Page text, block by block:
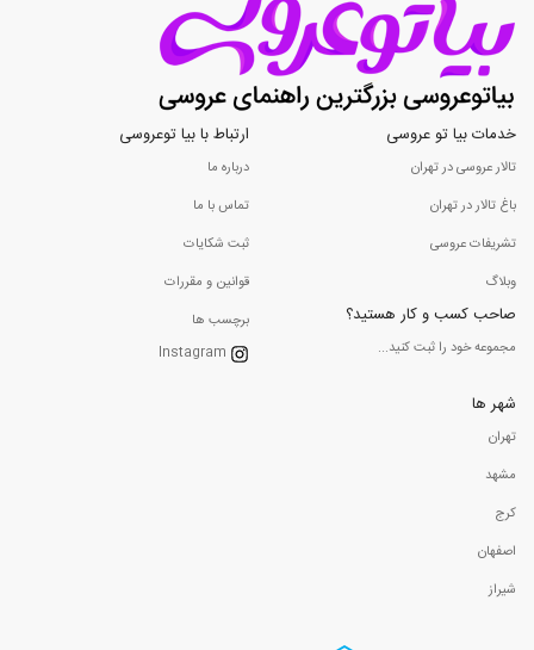
خدمات بیا تو عروسی
تالار عروسی در تهران
باغ تالار در تهران
تشریفات عروسی
وبلاگ
صاحب کسب و کار هستید؟
مجموعه خود را ثبت کنید...
ارتباط با بیا توعروسی
درباره ما
تماس با ما
ثبت شکایات
قوانین و مقررات
برچسب ها
Instagram
شهر ها
تهران
مشهد
کرج
اصفهان
شیراز